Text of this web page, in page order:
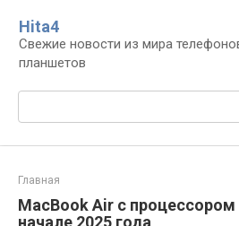
контенту
Нita4
Свежие новости из мира
планшетов
Поиск:
Главная
MacBook Air с
начале 2025 года